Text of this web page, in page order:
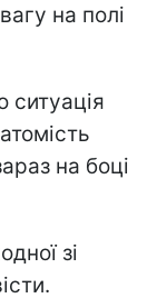
на полі
ситуація
на боці
зі